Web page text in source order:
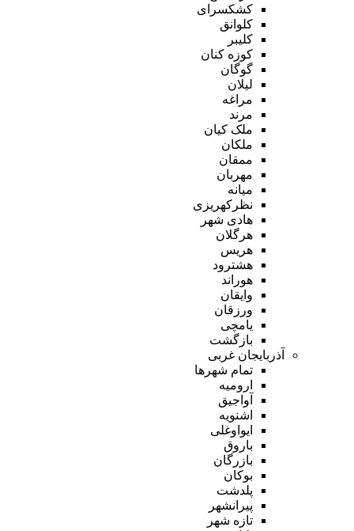
کشکسرای
کلوانق
کلیبر
کوزه کنان
گوگان
لیلان
مراغه
مرند
ملک کیان
ملکان
ممقان
مهربان
میانه
نظرکهریزی
هادی شهر
هرگلان
هریس
هشترود
هوراند
وایقان
ورزقان
یامچی
بازگشت
آذربایجان غربی
تمام شهر‌ها
ارومیه
آواجیق
اشنویه
ایواوغلی
باروق
بازرگان
بوکان
پلدشت
پیرانشهر
تازه شهر